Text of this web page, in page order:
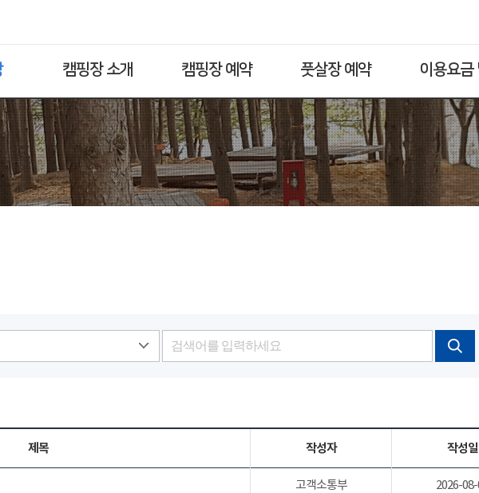
캠핑장 소개 캠핑장 예약 풋살장 예약 이용요금
제목 작성자 작성일
고객소통부 2026-08-